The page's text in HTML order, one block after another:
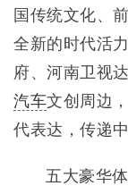
国传统文化、
全新的时代活
府、河南卫视
汽车文创周边
代表达，传递
五大豪华